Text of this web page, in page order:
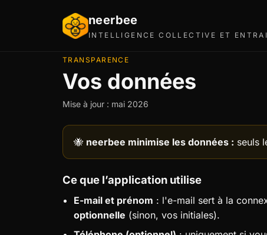
neerbee
INTELLIGENCE COLLECTIVE ET
TRANSPARENCE
Vos données
Mise à jour : mai 2026
🐝 neerbee minimise les données : seuls
Ce que l’application utilise
E-mail et prénom : l'e-mail sert à la
optionnelle (sinon, vos initiales).